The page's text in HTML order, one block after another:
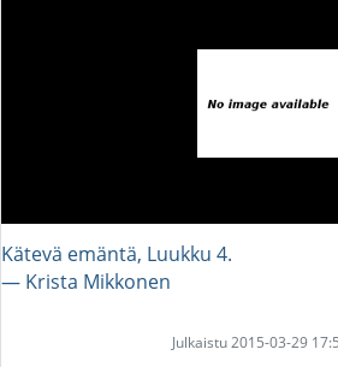
Kätevä emäntä, Luukku 4.
― Krista Mikkonen
Julkaistu 2015-03-29